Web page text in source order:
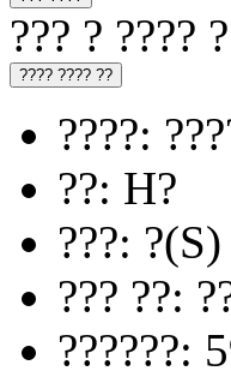
??? ? ????
???? ???? ??
????:
??: H?
???: ?(S)
??? ??:
??????: